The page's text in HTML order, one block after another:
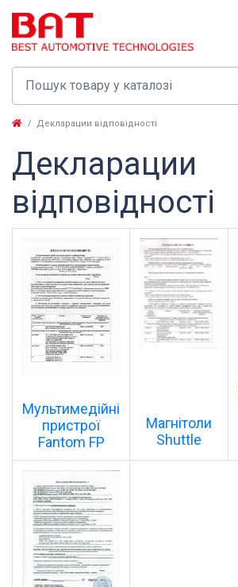
Декларации відповідності
Декларации
відповідності
Мультимедійні
пристрої
Fantom FP
Магнітоли
Shuttle